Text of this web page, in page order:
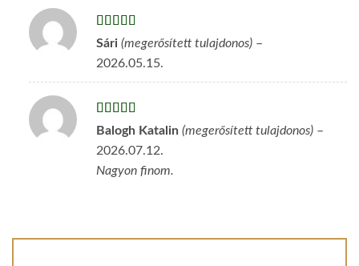
Értékelés:5
Sári (megerősített tulajdonos) –
2026.05.15.
Értékelés:5
Balogh Katalin (megerősített tulajdonos) –
2026.07.12.
Nagyon finom.